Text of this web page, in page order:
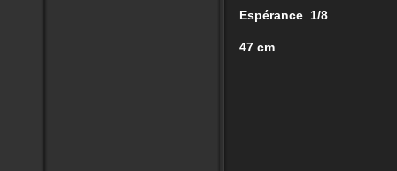
Espérance 1/8
47 cm